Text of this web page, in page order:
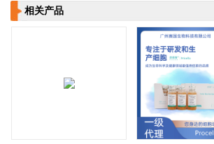
相关产品